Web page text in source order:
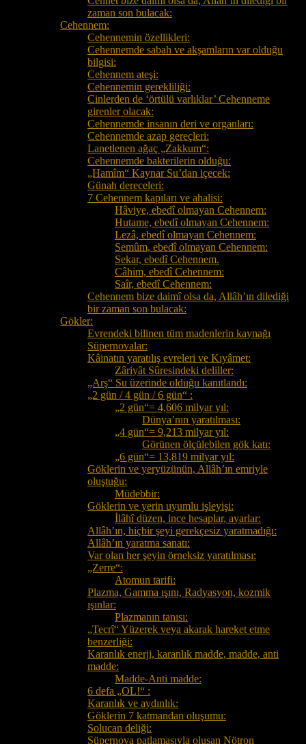
zaman son bulacak:
Cehennem:
Cehennemin özellikleri:
Cehennemde sabah ve akşamların var olduğu
bilgisi:
Cehennem ateşi:
Cehennemin gerekliliği:
Cinlerden de ‘örtülü varlıklar’ Cehenneme
girenler olacak:
Cehennemde insanın deri ve organları:
Cehennemde azap gereçleri:
Lanetlenen ağaç „Zakkum“:
Cehennemde bakterilerin olduğu:
„Hamîm“ Kaynar Su’dan içecek:
Günah dereceleri:
7 Cehennem kapıları ve ahalisi:
Hâviye, ebedî olmayan Cehennem:
Hutame, ebedî olmayan Cehennem:
Lezâ, ebedî olmayan Cehennem:
Semûm, ebedî olmayan Cehennem:
Sekar, ebedî Cehennem.
Câhim, ebedî Cehennem:
Saîr, ebedî Cehennem:
Cehennem bize daimî olsa da, Allâh’ın dilediği
bir zaman son bulacak:
Gökler:
Evrendeki bilinen tüm madenlerin kaynağı
Süpernovalar:
Kâinatın yaratılış evreleri ve Kıyâmet:
Zâriyât Sûresindeki deliller:
„Arş“ Su üzerinde olduğu kanıtlandı:
„2 gün / 4 gün / 6 gün“ :
„2 gün“= 4,606 milyar yıl:
Dünya’nın yaratılması:
„4 gün“= 9,213 milyar yıl:
Görünen ölçülebilen gök katı:
„6 gün“= 13,819 milyar yıl:
Göklerin ve yeryüzünün, Allâh’ın emriyle
oluştuğu:
Müdebbir:
Göklerin ve yerin uyumlu işleyişi:
İlâhî düzen, ince hesaplar, ayarlar:
Allâh’ın, hiçbir şeyi gerekçesiz yaratmadığı:
Allâh’ın yaratma sanatı:
Var olan her şeyin örneksiz yaratılması:
„Zerre“:
Atomun tarifi:
Plazma, Gamma ışını, Radyasyon, kozmik
ışınlar:
Plazmanın tanısı:
„Tecrî“ Yüzerek veya akarak hareket etme
benzerliği:
Karanlık enerji, karanlık madde, madde, anti
madde:
Madde-Anti madde:
6 defa „OL!“ :
Karanlık ve aydınlık:
Göklerin 7 katmandan oluşumu:
Solucan deliği:
Süpernova patlamasıyla oluşan Nötron